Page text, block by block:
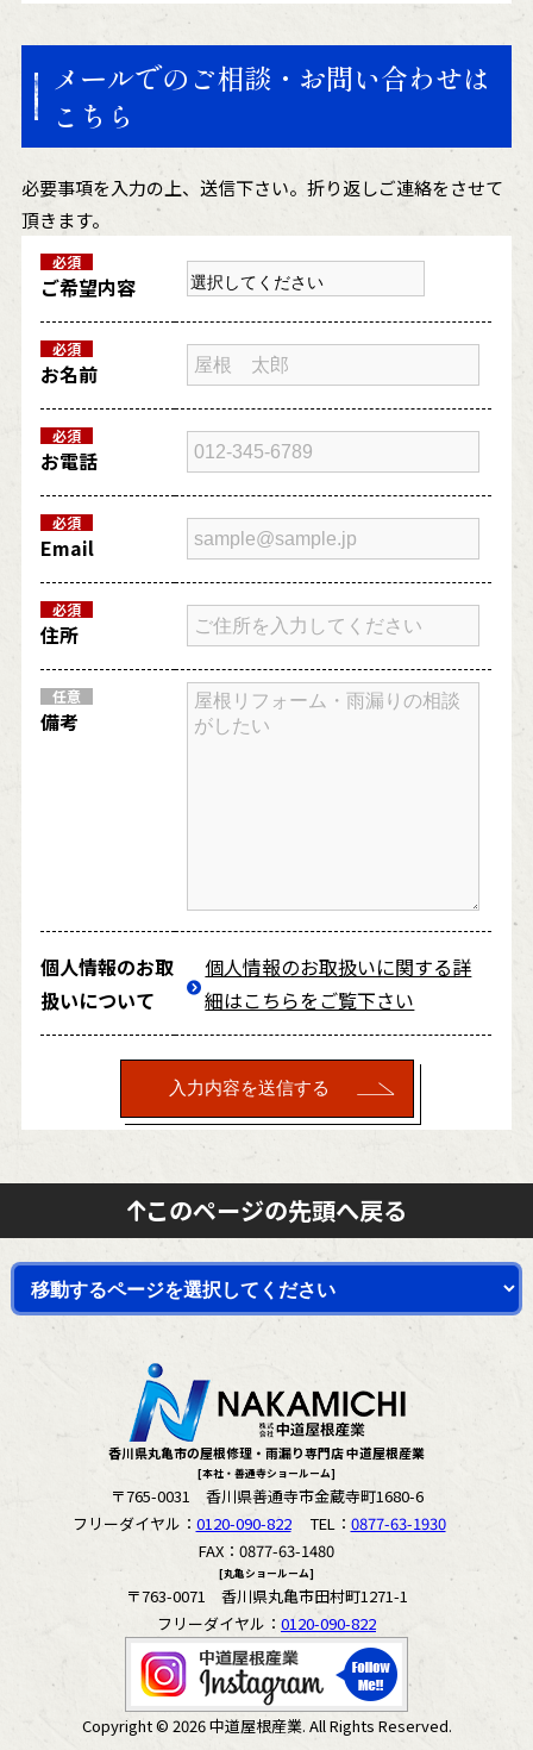
メールでのご相談・お問い合わせは
こちら
必要事項を入力の上、送信下さい。折り返しご連絡をさせて
頂きます。
必須
ご希望内容
必須
お名前
必須
お電話
必須
Email
必須
住所
任意
備考
個人情報のお取
扱いについて
個人情報のお取扱いに関する詳
細はこちらをご覧下さい
このページの先頭へ戻る
香川県丸亀市の屋根修理・雨漏り専門店 中道屋根産業
[本社・善通寺ショールーム]
〒765-0031 香川県善通寺市金蔵寺町1680-6
フリーダイヤル： 0120-090-822TEL： 0877-63-1930
FAX：0877-63-1480
[丸亀ショールーム]
〒763-0071 香川県丸亀市田村町1271-1
フリーダイヤル： 0120-090-822
Copyright © 2026 中道屋根産業. All Rights Reserved.